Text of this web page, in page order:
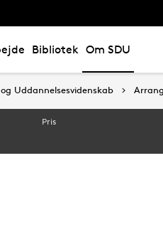
Bibliotek Om SDU
Uddannelsesvidenskab
Pris
Uddannelsesvidenskab